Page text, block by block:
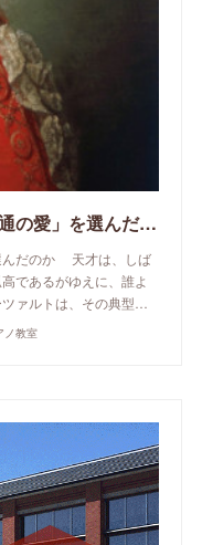
天才モーツァルトは、なぜ「普通の愛」を選んだのか
だのか 天才は、しば
であるがゆえに、誰よ
ァルトは、その典型…
ノ教室